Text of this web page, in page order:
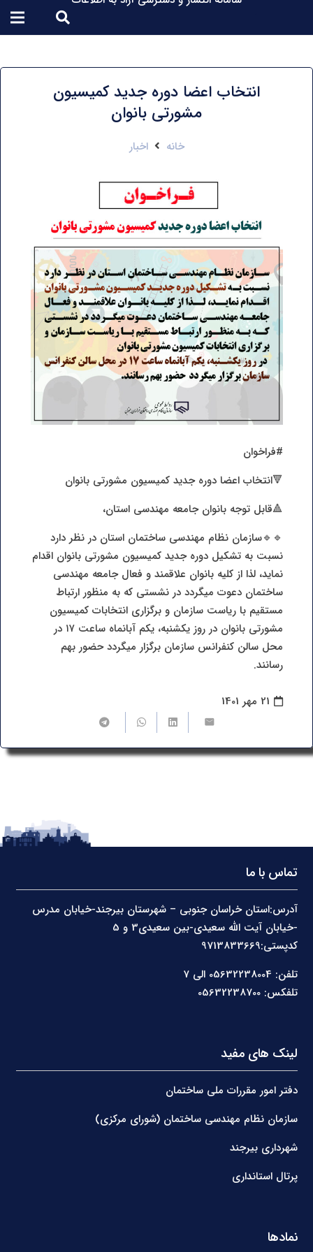
انتخاب اعضا دوره جدید کمیسیون
مشورتی بانوان
خانه اخبار
#فراخوان
🔻انتخاب اعضا دوره جدید کمیسیون مشورتی بانوان
🔺قابل توجه بانوان جامعه مهندسی استان،
🔹🔹سازمان نظام مهندسی ساختمان استان در نظر دارد
نسبت به تشکیل دوره جدید کمیسیون مشورتی بانوان اقدام
نماید، لذا از کلیه بانوان علاقمند و فعال جامعه مهندسی
ساختمان دعوت میگردد در نشستی که به منظور ارتباط
مستقیم با ریاست سازمان و برگزاری انتخابات کمیسیون
مشورتی بانوان در روز یکشنبه، یکم آبانماه ساعت ۱۷ در
محل سالن کنفرانس سازمان برگزار میگردد حضور بهم
رسانند.
21 مهر 1401
تماس با ما
آدرس:استان خراسان جنوبی – شهرستان بیرجند-خیابان مدرس
کدپستی:9713833669
تلفن: 05632238004 الی 7
تلفکس: 05632238700
لینک های مفید
دفتر امور مقررات ملی ساختمان
سازمان نظام مهندسی ساختمان (شورای مرکزی)
شهرداری بیرجند
پرتال استانداری
نمادها